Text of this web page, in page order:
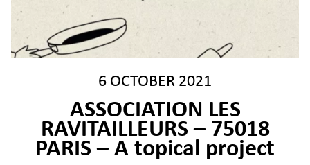
6 OCTOBER 2021
ASSOCIATION LES
RAVITAILLEURS – 75018
PARIS – A topical project